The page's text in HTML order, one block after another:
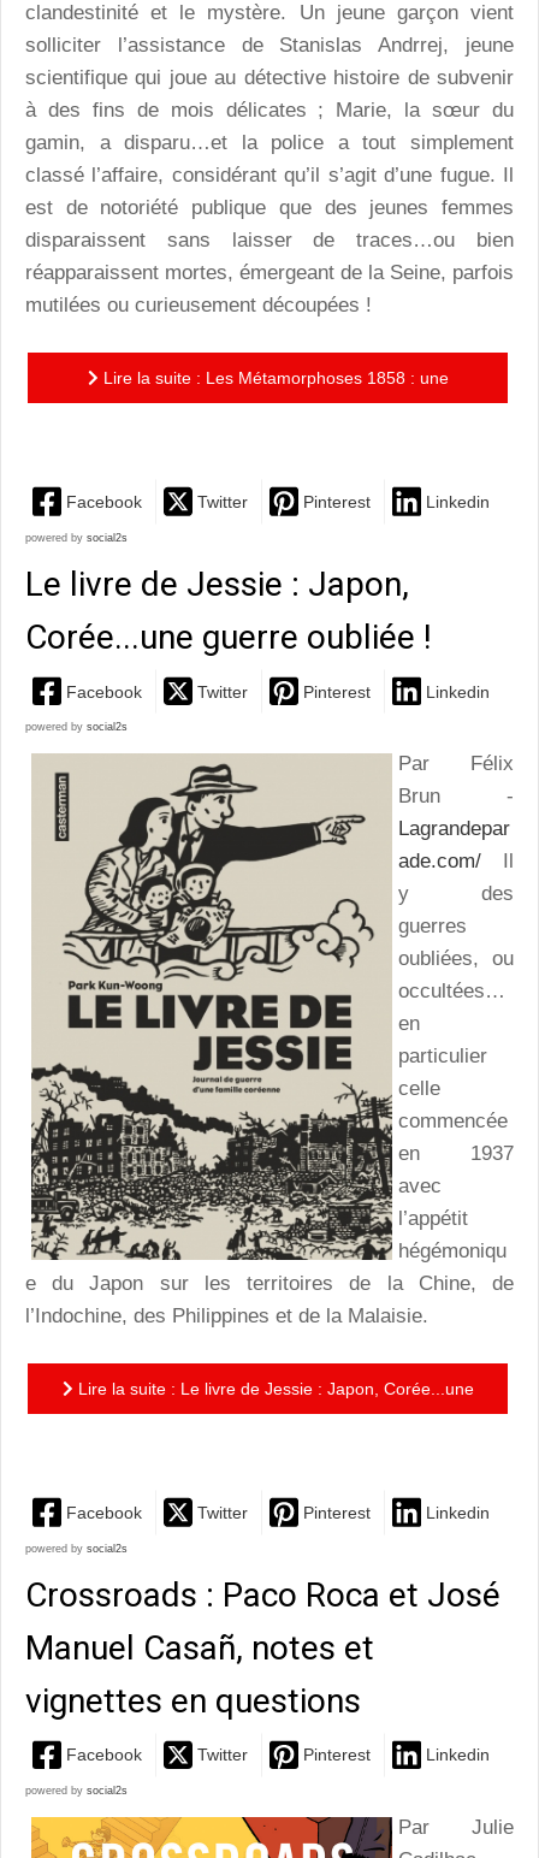
clandestinité et le mystère. Un jeune garçon vient
solliciter l’assistance de Stanislas Andrrej, jeune
scientifique qui joue au détective histoire de subvenir
à des fins de mois délicates ; Marie, la sœur du
gamin, a disparu…et la police a tout simplement
classé l’affaire, considérant qu’il s’agit d’une fugue. Il
est de notoriété publique que des jeunes femmes
disparaissent sans laisser de traces…ou bien
réapparaissent mortes, émergeant de la Seine, parfois
mutilées ou curieusement découpées !
Lire la suite : Les Métamorphoses 1858 : une
Facebook Twitter Pinterest Linkedin
powered by social2s
Le livre de Jessie : Japon,
Corée...une guerre oubliée !
Facebook Twitter Pinterest Linkedin
powered by social2s
Par Félix
Brun -
Lagrandepar
ade.com/
y des
guerres
oubliées, ou
occultées…
en
particulier
celle
commencée
en 1937
avec
l’appétit
hégémoniqu
e du Japon sur les territoires de la Chine, de
l’Indochine, des Philippines et de la Malaisie.
Lire la suite : Le livre de Jessie : Japon, Corée...une
Facebook Twitter Pinterest Linkedin
powered by social2s
Crossroads : Paco Roca et José
Manuel Casañ, notes et
vignettes en questions
Facebook Twitter Pinterest Linkedin
powered by social2s
Par Julie